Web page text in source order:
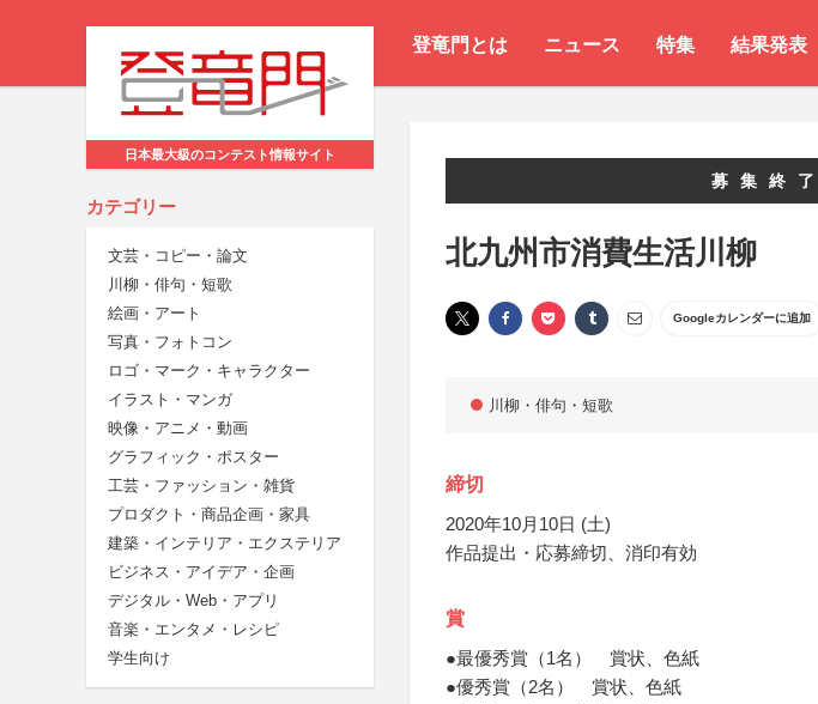
登竜門とは ニュース 特集 結果発表
日本最大級のコンテスト情報サイト
カテゴリー
文芸・コピー・論文
川柳・俳句・短歌
絵画・アート
写真・フォトコン
ロゴ・マーク・キャラクター
イラスト・マンガ
映像・アニメ・動画
グラフィック・ポスター
工芸・ファッション・雑貨
プロダクト・商品企画・家具
建築・インテリア・エクステリア
ビジネス・アイデア・企画
デジタル・Web・アプリ
音楽・エンタメ・レシピ
学生向け
募集終了
北九州市消費生活川柳
Googleカレンダーに追加
川柳・俳句・短歌
締切
2020年10月10日 (土)
作品提出・応募締切、消印有効
賞
●最優秀賞（1名） 賞状、色紙
●優秀賞（2名） 賞状、色紙